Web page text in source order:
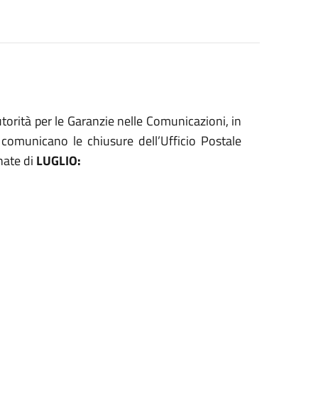
per le Garanzie nelle Comunicazioni, in
le chiusure dell’Ufficio Postale
di LUGLIO: